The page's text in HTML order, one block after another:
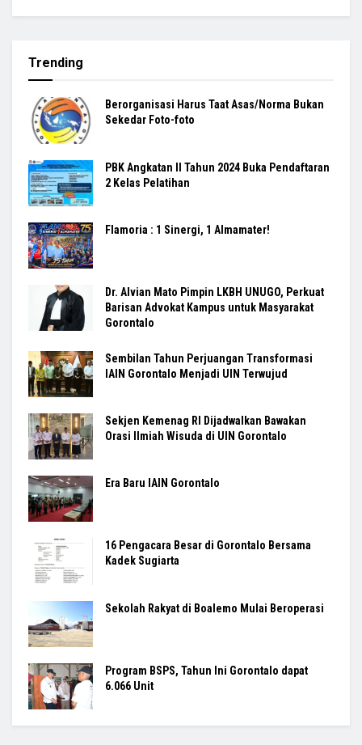
Trending
Berorganisasi Harus Taat Asas/Norma Bukan
Sekedar Foto-foto
PBK Angkatan II Tahun 2024 Buka Pendaftaran
2 Kelas Pelatihan
Flamoria : 1 Sinergi, 1 Almamater!
Dr. Alvian Mato Pimpin LKBH UNUGO, Perkuat
Barisan Advokat Kampus untuk Masyarakat
Gorontalo
Sembilan Tahun Perjuangan Transformasi
IAIN Gorontalo Menjadi UIN Terwujud
Sekjen Kemenag RI Dijadwalkan Bawakan
Orasi Ilmiah Wisuda di UIN Gorontalo
Era Baru IAIN Gorontalo
16 Pengacara Besar di Gorontalo Bersama
Kadek Sugiarta
Sekolah Rakyat di Boalemo Mulai Beroperasi
Program BSPS, Tahun Ini Gorontalo dapat
6.066 Unit